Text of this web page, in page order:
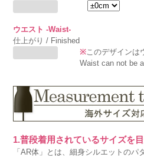
ウエスト -Waist-
仕上がり / Finished
※このデザインは
Waist can not be
1.普段着用されているサイズを
「AR体」とは、細身シルエットのパ